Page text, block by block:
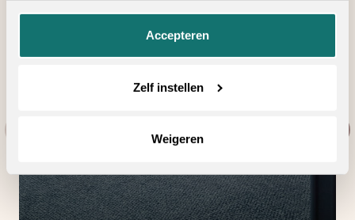
Accepteren
Zelf instellen
Weigeren